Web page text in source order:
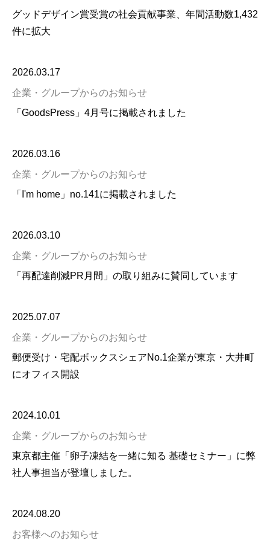
グッドデザイン賞受賞の社会貢献事業、年間活動数1,432
件に拡大
2026.03.17
企業・グループからのお知らせ
「GoodsPress」4月号に掲載されました
2026.03.16
企業・グループからのお知らせ
「I'm home」no.141に掲載されました
2026.03.10
企業・グループからのお知らせ
「再配達削減PR月間」の取り組みに賛同しています
2025.07.07
企業・グループからのお知らせ
郵便受け・宅配ボックスシェアNo.1企業が東京・大井町
にオフィス開設
2024.10.01
企業・グループからのお知らせ
東京都主催「卵子凍結を一緒に知る 基礎セミナー」に弊
社人事担当が登壇しました。
2024.08.20
お客様へのお知らせ